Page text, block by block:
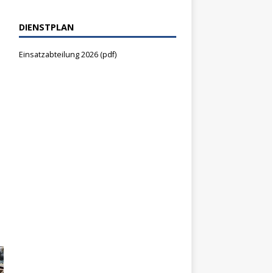
DIENSTPLAN
Einsatzabteilung 2026 (pdf)